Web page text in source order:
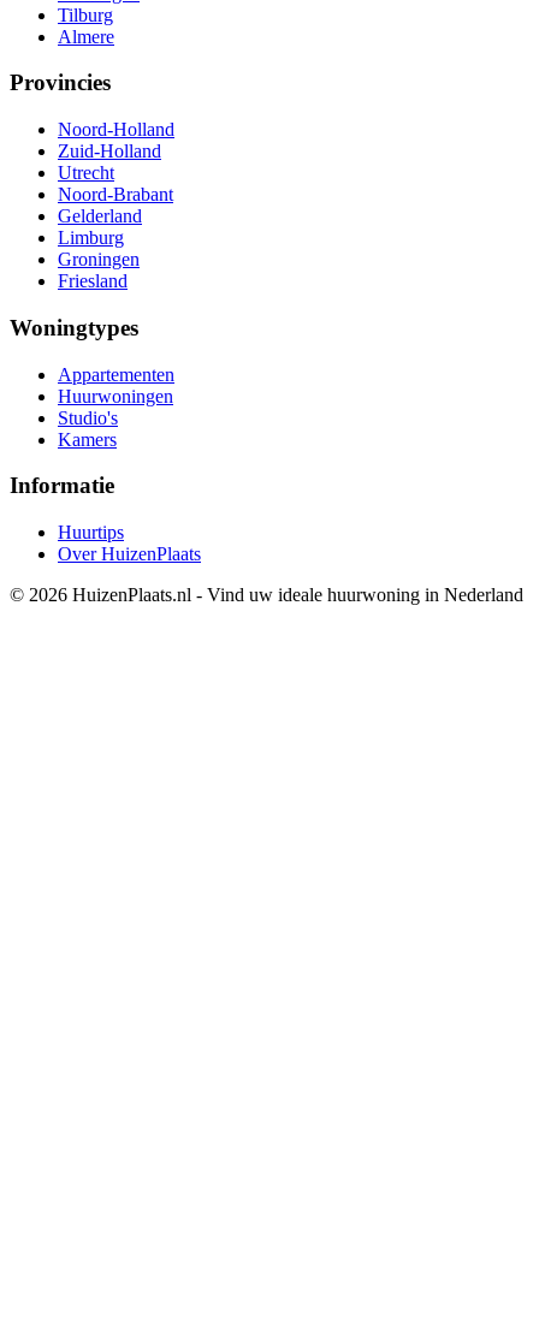
Tilburg
Almere
Provincies
Noord-Holland
Zuid-Holland
Utrecht
Noord-Brabant
Gelderland
Limburg
Groningen
Friesland
Woningtypes
Appartementen
Huurwoningen
Studio's
Kamers
Informatie
Huurtips
Over HuizenPlaats
© 2026 HuizenPlaats.nl - Vind uw ideale huurwoning in Nederland